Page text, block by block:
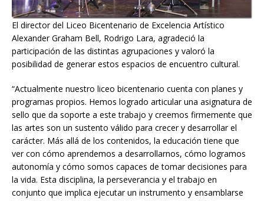
El director del Liceo Bicentenario de Excelencia Artístico
Alexander Graham Bell, Rodrigo Lara, agradeció la
participación de las distintas agrupaciones y valoró la
posibilidad de generar estos espacios de encuentro cultural.
“Actualmente nuestro liceo bicentenario cuenta con planes y
programas propios. Hemos logrado articular una asignatura de
sello que da soporte a este trabajo y creemos firmemente que
las artes son un sustento válido para crecer y desarrollar el
carácter. Más allá de los contenidos, la educación tiene que
ver con cómo aprendemos a desarrollarnos, cómo logramos
autonomía y cómo somos capaces de tomar decisiones para
la vida. Esta disciplina, la perseverancia y el trabajo en
conjunto que implica ejecutar un instrumento y ensamblarse